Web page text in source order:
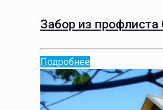
Забор из профлиста
Подробнее